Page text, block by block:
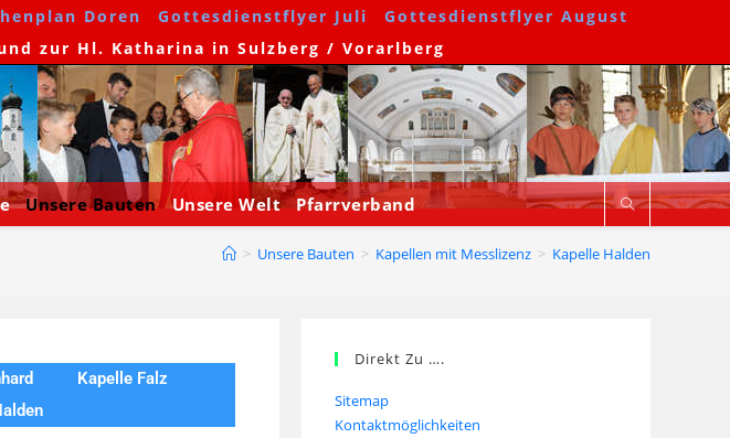
Doren Gottesdienstflyer Juli
Gottesdienstflyer August
zur Hl. Katharina in Sulzberg / Vorarlberg
Unsere Bauten Unsere Welt Pfarrverband
> Unsere Bauten > Kapellen mit Messlizenz > Kapelle Halden
Kapelle Falz
Direkt Zu ….
Sitemap
Kontaktmöglichkeiten